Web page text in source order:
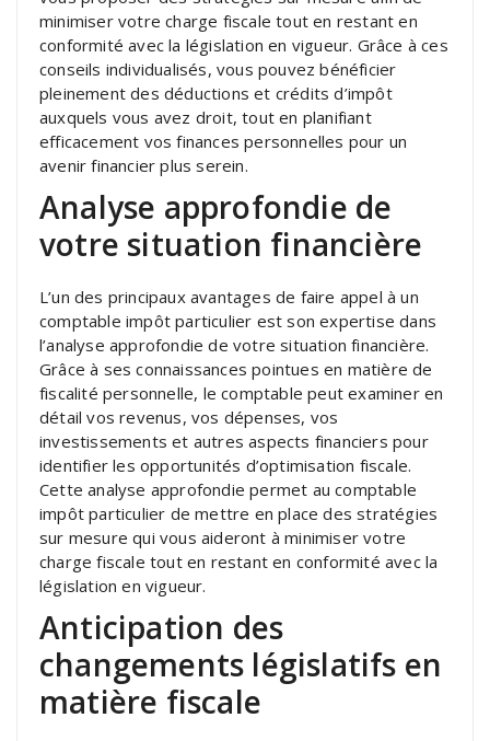
minimiser votre charge fiscale tout en restant en
conformité avec la législation en vigueur. Grâce à ces
conseils individualisés, vous pouvez bénéficier
pleinement des déductions et crédits d’impôt
auxquels vous avez droit, tout en planifiant
efficacement vos finances personnelles pour un
avenir financier plus serein.
Analyse approfondie de
votre situation financière
L’un des principaux avantages de faire appel à un
comptable impôt particulier est son expertise dans
l’analyse approfondie de votre situation financière.
Grâce à ses connaissances pointues en matière de
fiscalité personnelle, le comptable peut examiner en
détail vos revenus, vos dépenses, vos
investissements et autres aspects financiers pour
identifier les opportunités d’optimisation fiscale.
Cette analyse approfondie permet au comptable
impôt particulier de mettre en place des stratégies
sur mesure qui vous aideront à minimiser votre
charge fiscale tout en restant en conformité avec la
législation en vigueur.
Anticipation des
changements législatifs en
matière fiscale